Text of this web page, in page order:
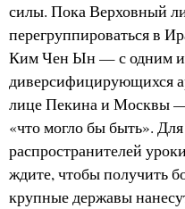
силы. Пока Верховный
перегруппироваться в
Ким Чен Ын — с одним
диверсифицирующихся
лице Пекина и Москвы
«что могло бы быть».
распространителей
ждите, чтобы получить
крупные державы